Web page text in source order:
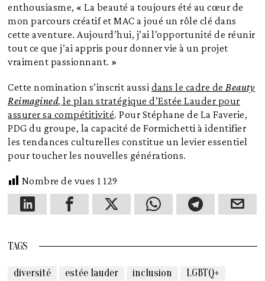
enthousiasme, « La beauté a toujours été au cœur de
mon parcours créatif et MAC a joué un rôle clé dans
cette aventure. Aujourd’hui, j’ai l’opportunité de réunir
tout ce que j’ai appris pour donner vie à un projet
vraiment passionnant. »
Cette nomination s’inscrit aussi dans le cadre de Beauty
Reimagined, le plan stratégique d’Estée Lauder pour
assurer sa compétitivité. Pour Stéphane de La Faverie,
PDG du groupe, la capacité de Formichetti à identifier
les tendances culturelles constitue un levier essentiel
pour toucher les nouvelles générations.
Nombre de vues 1 129
TAGS
diversité estée lauder inclusion
LGBTQ+